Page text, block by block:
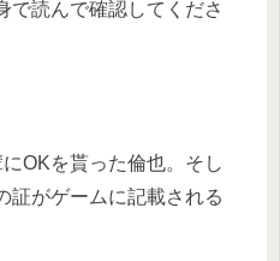
で読んで確認してくださ
OKを貰った倫也。そし
証がゲームに記載される